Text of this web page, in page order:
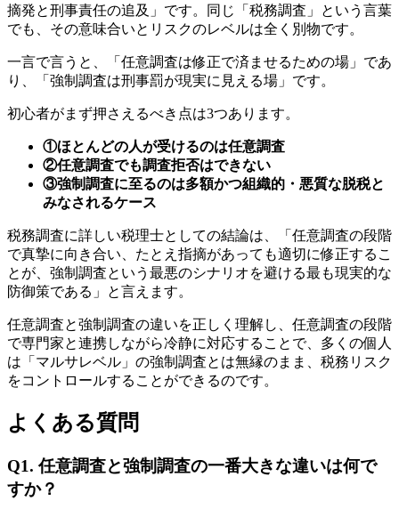
摘発と刑事責任の追及」です。同じ「税務調査」という言葉
でも、その意味合いとリスクのレベルは全く別物です。
一言で言うと、「任意調査は修正で済ませるための場」であ
り、「強制調査は刑事罰が現実に見える場」です。
初心者がまず押さえるべき点は3つあります。
①ほとんどの人が受けるのは任意調査
②任意調査でも調査拒否はできない
③強制調査に至るのは多額かつ組織的・悪質な脱税と
みなされるケース
税務調査に詳しい税理士としての結論は、「任意調査の段階
で真摯に向き合い、たとえ指摘があっても適切に修正するこ
とが、強制調査という最悪のシナリオを避ける最も現実的な
防御策である」と言えます。
任意調査と強制調査の違いを正しく理解し、任意調査の段階
で専門家と連携しながら冷静に対応することで、多くの個人
は「マルサレベル」の強制調査とは無縁のまま、税務リスク
をコントロールすることができるのです。
よくある質問
Q1. 任意調査と強制調査の一番大きな違いは何で
すか？